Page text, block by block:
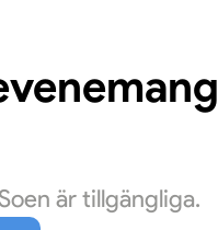
är tillgängliga.